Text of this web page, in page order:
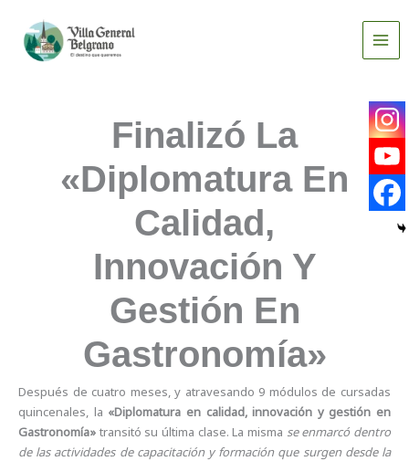
contenido
Finalizó La
«Diplomatura En
Calidad,
Innovación Y
Gestión En
Gastronomía»
Después de cuatro meses, y atravesando 9 módulos de cursadas
quincenales, la «Diplomatura en calidad, innovación y gestión en
Gastronomía» transitó su última clase. La misma se enmarcó dentro
de las actividades de capacitación y formación que surgen desde la